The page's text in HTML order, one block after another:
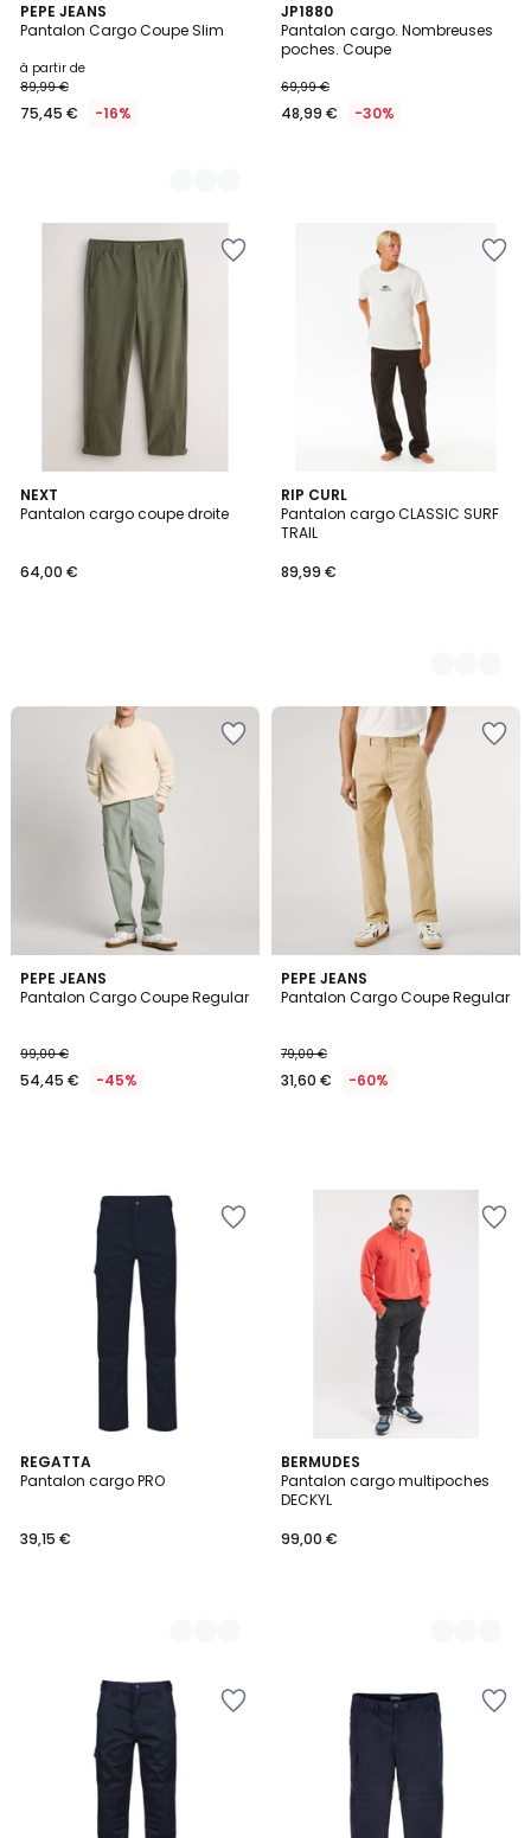
PEPE JEANS
Pantalon Cargo Coupe Slim
à partir de
89,99 €
75,45 € -16%
2
Couleurs
JP1880
Pantalon cargo. Nombreuses
poches. Coupe
69,99 €
48,99 € -30%
NEXT
Pantalon cargo coupe droite
64,00 €
RIP CURL
Pantalon cargo CLASSIC SURF
TRAIL
89,99 €
2
Couleurs
PEPE JEANS
Pantalon Cargo Coupe Regular
99,00 €
54,45 € -45%
PEPE JEANS
Pantalon Cargo Coupe Regular
79,00 €
31,60 € -60%
REGATTA
Pantalon cargo PRO
39,15 €
2
Couleurs
BERMUDES
Pantalon cargo multipoches
DECKYL
99,00 €
2
Couleurs